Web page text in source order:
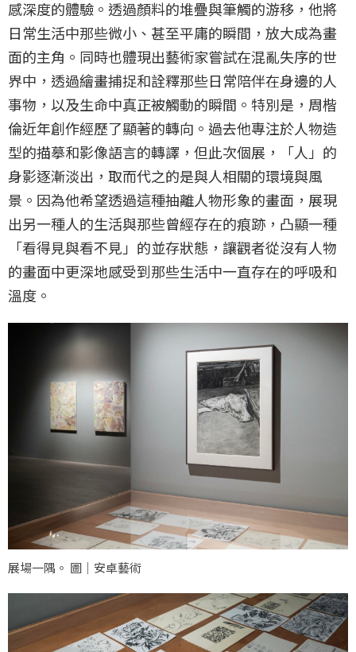
感深度的體驗。透過顏料的堆疊與筆觸的游移，他將
日常生活中那些微小、甚至平庸的瞬間，放大成為畫
面的主角。同時也體現出藝術家嘗試在混亂失序的世
界中，透過繪畫捕捉和詮釋那些日常陪伴在身邊的人
事物，以及生命中真正被觸動的瞬間。特別是，周楷
倫近年創作經歷了顯著的轉向。過去他專注於人物造
型的描摹和影像語言的轉譯，但此次個展，「人」的
身影逐漸淡出，取而代之的是與人相關的環境與風
景。因為他希望透過這種抽離人物形象的畫面，展現
出另一種人的生活與那些曾經存在的痕跡，凸顯一種
「看得見與看不見」的並存狀態，讓觀者從沒有人物
的畫面中更深地感受到那些生活中一直存在的呼吸和
溫度。
展場一隅。 圖｜安卓藝術